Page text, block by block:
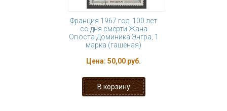
Франция 1967 год. 100 лет
со дня смерти Жана
Огюста Доминика Энгра, 1
марка (гашёная)
Цена: 50,00 руб.